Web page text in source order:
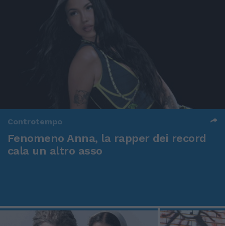
Controtempo
Fenomeno Anna, la rapper dei record
cala un altro asso